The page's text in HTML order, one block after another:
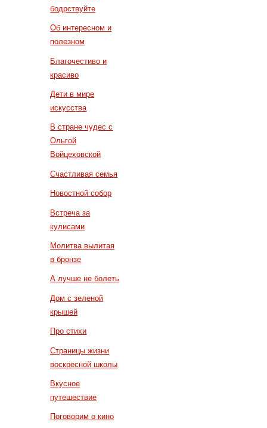
бодрствуйте
Об интересном и
полезном
Благочестиво и
красиво
Дети в мире
искусства
В стране чудес с
Ольгой
Войцеховской
Счастливая семья
Новостной собор
Встреча за
кулисами
Молитва вылитая
в бронзе
А лучше не болеть
Дом с зеленой
крышей
Про стихи
Страницы жизни
воскресной школы
Вкусное
путешествие
Поговорим о кино